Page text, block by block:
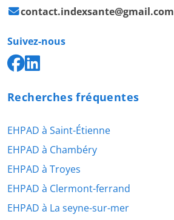
contact.indexsante@gmail.com
Suivez-nous
Recherches fréquentes
EHPAD à Saint-Étienne
EHPAD à Chambéry
EHPAD à Troyes
EHPAD à Clermont-ferrand
EHPAD à La seyne-sur-mer